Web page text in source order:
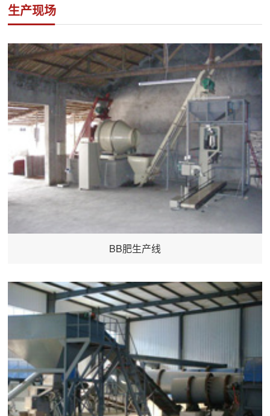
生产现场
BB肥生产线